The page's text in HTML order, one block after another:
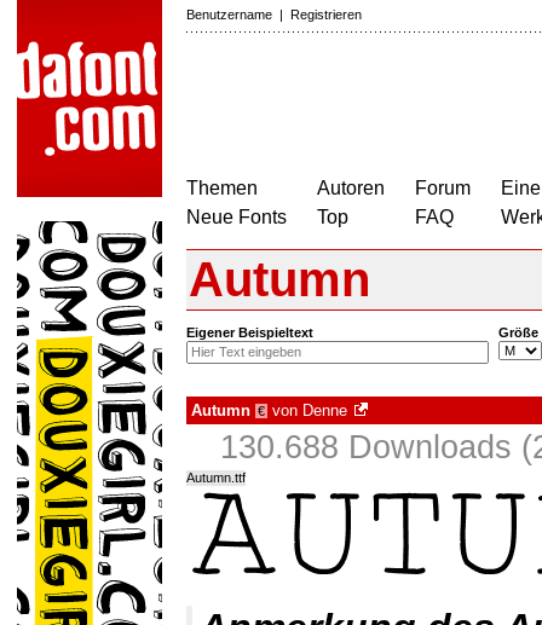
Benutzername | Registrieren
Themen
Neue Fonts
Autoren
Top
Forum
FAQ
Autumn
Eigener Beispieltext Größe
Autumn € von Denne
130.688 Downloads
Autumn.ttf